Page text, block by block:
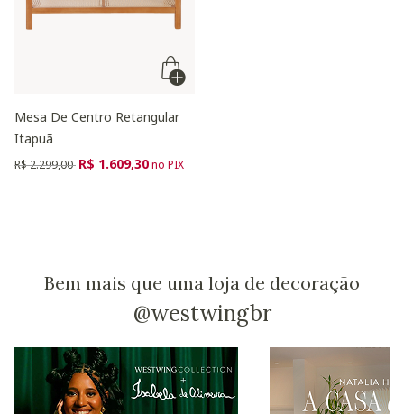
Mesa De Centro Retangular
Itapuã
Preço reduzido de
R$ 2.299,00 para
R$ 1.609,30no PIX
Bem mais que uma loja de decoração
@westwingbr